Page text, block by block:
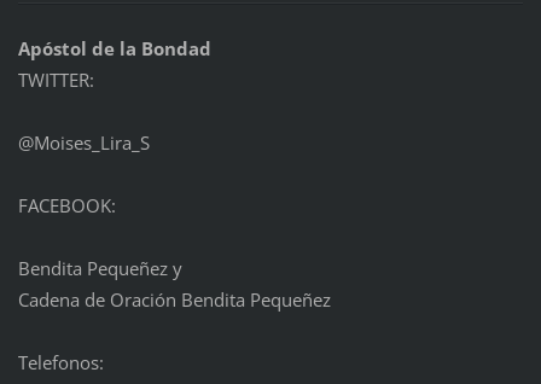
Apóstol de la Bondad
TWITTER:
@Moises_Lira_S
FACEBOOK:
Bendita Pequeñez y
Cadena de Oración Bendita Pequeñez
Telefonos: